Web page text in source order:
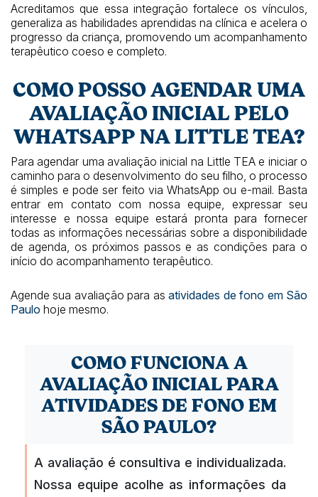
Acreditamos que essa integração fortalece os vínculos,
generaliza as habilidades aprendidas na clínica e acelera o
progresso da criança, promovendo um acompanhamento
terapêutico coeso e completo.
COMO POSSO AGENDAR UMA
AVALIAÇÃO INICIAL PELO
WHATSAPP NA LITTLE TEA?
Para agendar uma avaliação inicial na Little TEA e iniciar o
caminho para o desenvolvimento do seu filho, o processo
é simples e pode ser feito via WhatsApp ou e-mail. Basta
entrar em contato com nossa equipe, expressar seu
interesse e nossa equipe estará pronta para fornecer
todas as informações necessárias sobre a disponibilidade
de agenda, os próximos passos e as condições para o
início do acompanhamento terapêutico.
Agende sua avaliação para asatividades de fono em São
Paulo hoje mesmo.
COMO FUNCIONA A
AVALIAÇÃO INICIAL PARA
ATIVIDADES DE FONO EM
SÃO PAULO?
A avaliação é consultiva e individualizada.
Nossa equipe acolhe as informações da